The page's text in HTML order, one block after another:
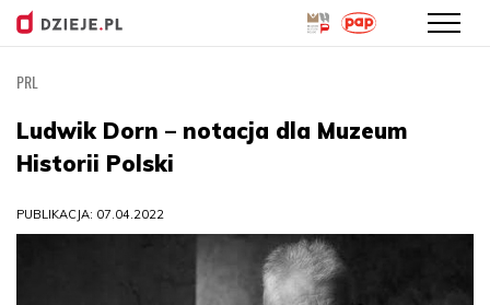
treści
PRL
Ludwik Dorn – notacja dla Muzeum
Historii Polski
PUBLIKACJA: 07.04.2022